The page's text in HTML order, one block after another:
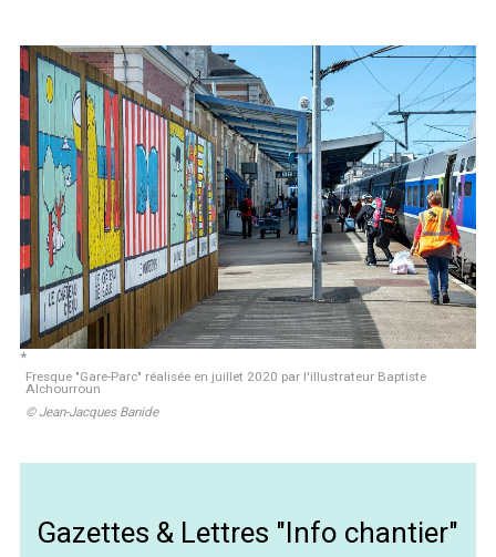
BREZHONEG
Fresque "Gare-Parc" réalisée en juillet 2020 par l'illustrateur Baptiste
Alchourroun
© Jean-Jacques Banide
Gazettes & Lettres "Info chantier"